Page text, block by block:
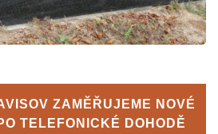
ZAMĚŘUJEME NOVÉ
TELEFONICKÉ DOHODĚ